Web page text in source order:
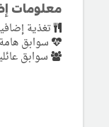
معلومات
تغذية
سوابق
سوابق